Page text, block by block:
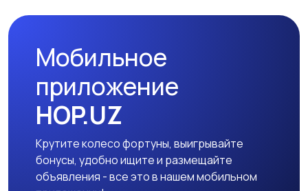
Мобильное
приложение
HOP.UZ
Крутите колесо фортуны, выигрывайте
бонусы, удобно ищите и размещайте
объявления - все это в нашем мобильном